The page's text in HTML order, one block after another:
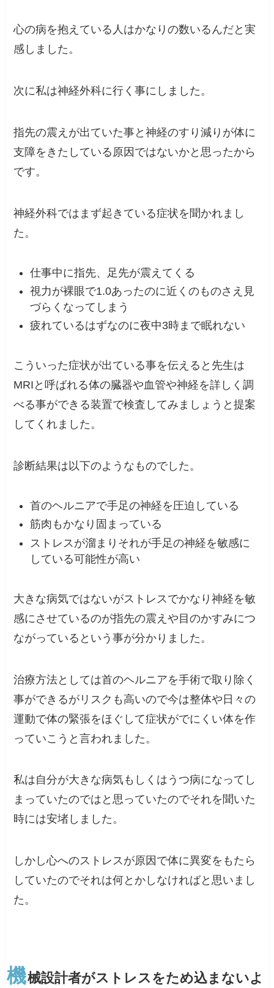
心の病を抱えている人はかなりの数いるんだと実
感しました。
次に私は神経外科に行く事にしました。
指先の震えが出ていた事と神経のすり減りが体に
支障をきたしている原因ではないかと思ったから
です。
神経外科ではまず起きている症状を聞かれまし
た。
仕事中に指先、足先が震えてくる
視力が裸眼で1.0あったのに近くのものさえ見
づらくなってしまう
疲れているはずなのに夜中3時まで眠れない
こういった症状が出ている事を伝えると先生は
MRIと呼ばれる体の臓器や血管や神経を詳しく調
べる事ができる装置で検査してみましょうと提案
してくれました。
診断結果は以下のようなものでした。
首のヘルニアで手足の神経を圧迫している
筋肉もかなり固まっている
ストレスが溜まりそれが手足の神経を敏感に
している可能性が高い
大きな病気ではないがストレスでかなり神経を敏
感にさせているのが指先の震えや目のかすみにつ
ながっているという事が分かりました。
治療方法としては首のヘルニアを手術で取り除く
事ができるがリスクも高いので今は整体や日々の
運動で体の緊張をほぐして症状がでにくい体を作
っていこうと言われました。
私は自分が大きな病気もしくはうつ病になってし
まっていたのではと思っていたのでそれを聞いた
時には安堵しました。
しかし心へのストレスが原因で体に異変をもたら
していたのでそれは何とかしなければと思いまし
た。
機械設計者がストレスをため込まないよ